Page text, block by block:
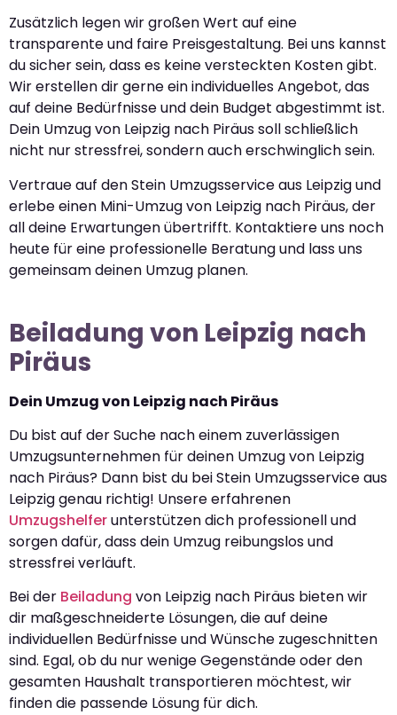
Zusätzlich legen wir großen Wert auf eine
transparente und faire Preisgestaltung. Bei uns kannst
du sicher sein, dass es keine versteckten Kosten gibt.
Wir erstellen dir gerne ein individuelles Angebot, das
auf deine Bedürfnisse und dein Budget abgestimmt ist.
Dein Umzug von Leipzig nach Piräus soll schließlich
nicht nur stressfrei, sondern auch erschwinglich sein.
Vertraue auf den Stein Umzugsservice aus Leipzig und
erlebe einen Mini-Umzug von Leipzig nach Piräus, der
all deine Erwartungen übertrifft. Kontaktiere uns noch
heute für eine professionelle Beratung und lass uns
gemeinsam deinen Umzug planen.
Beiladung von Leipzig nach
Piräus
Dein Umzug von Leipzig nach Piräus
Du bist auf der Suche nach einem zuverlässigen
Umzugsunternehmen für deinen Umzug von Leipzig
nach Piräus? Dann bist du bei Stein Umzugsservice aus
Leipzig genau richtig! Unsere erfahrenen
Umzugshelferunterstützen dich professionell und
sorgen dafür, dass dein Umzug reibungslos und
stressfrei verläuft.
Bei der Beiladung von Leipzig nach Piräus bieten wir
dir maßgeschneiderte Lösungen, die auf deine
individuellen Bedürfnisse und Wünsche zugeschnitten
sind. Egal, ob du nur wenige Gegenstände oder den
gesamten Haushalt transportieren möchtest, wir
finden die passende Lösung für dich.